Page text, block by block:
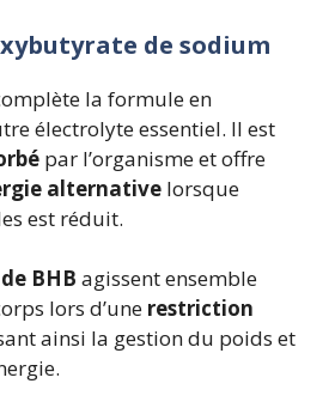
de sodium
la formule en
électrolyte essentiel. Il est
par l’organisme et offre
alternative lorsque
est réduit.
BHB agissent ensemble
lors d’une restriction
ainsi la gestion du poids et